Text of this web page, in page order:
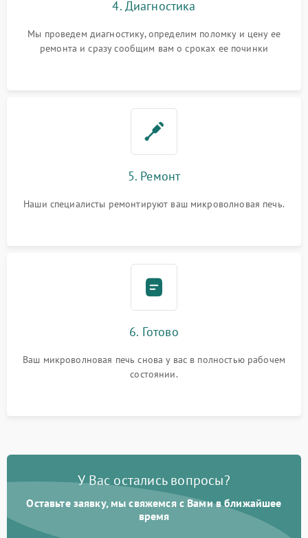
4. Диагностика
Мы проведем диагностику, определим поломку и цену ее
ремонта и сразу сообщим вам о сроках ее починки
5. Ремонт
Наши специалисты ремонтируют ваш микроволновая печь.
6. Готово
Ваш микроволновая печь снова у вас в полностью рабочем
состоянии.
У Вас остались вопросы?
Оставьте заявку, мы свяжемся с Вами в ближайшее
время